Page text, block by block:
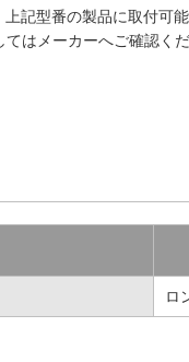
記型番の製品に取付可
てはメーカーへご確認く
ロ